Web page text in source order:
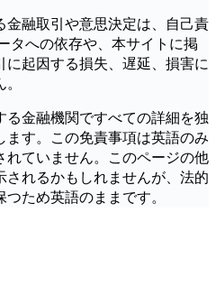
金融取引や意思決定は、自己責
タへの依存や、本サイトに掲
起因する損失、遅延、損害に
金融機関ですべての詳細を独
ます。この免責事項は英語のみ
れていません。このページの他
れるかもしれませんが、法的
ため英語のままです。